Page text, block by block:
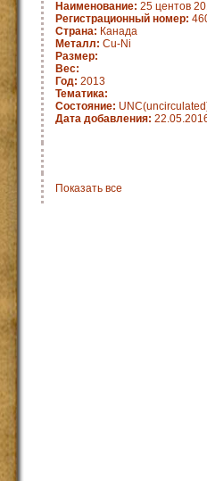
Наименование: 25 центов
Регистрационный номер:
Страна: Канада
Металл: Cu-Ni
Размер:
Вес:
Год: 2013
Тематика:
Состояние:
Дата добавления:
Показать все